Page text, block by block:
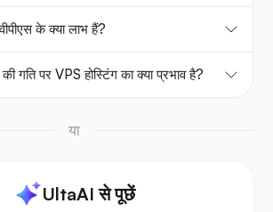
के क्या लाभ हैं?
गति पर VPS होस्टिंग का क्या प्रभाव है?
या
UltaAI से पूछें